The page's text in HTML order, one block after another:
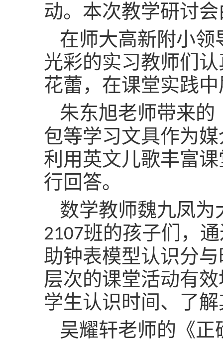
动。本次教学研讨
在师大高新附小
光彩的实习教师们
花蕾，在课堂实践
朱东旭老师带来的
包等学习文具作为
利用英文儿歌丰富
行回答。
数学教师魏九凤
2107班的孩子们，
助钟表模型认识分
层次的课堂活动有
学生认识时间、了
吴耀轩老师的《